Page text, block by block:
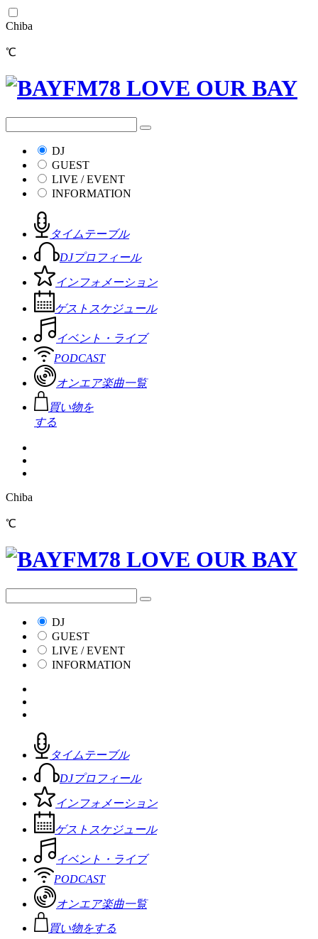
Chiba
℃
DJ
GUEST
LIVE / EVENT
INFORMATION
タイムテーブル
DJプロフィール
インフォメーション
ゲストスケジュール
イベント・ライブ
PODCAST
オンエア楽曲一覧
買い物を
する
Chiba
℃
DJ
GUEST
LIVE / EVENT
INFORMATION
タイムテーブル
DJプロフィール
インフォメーション
ゲストスケジュール
イベント・ライブ
PODCAST
オンエア楽曲一覧
買い物をする